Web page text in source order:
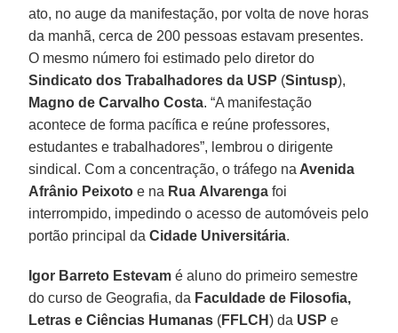
ato, no auge da manifestação, por volta de nove horas
da manhã, cerca de 200 pessoas estavam presentes.
O mesmo número foi estimado pelo diretor do
Sindicato dos Trabalhadores da USP (Sintusp),
Magno de Carvalho Costa. “A manifestação
acontece de forma pacífica e reúne professores,
estudantes e trabalhadores”, lembrou o dirigente
sindical. Com a concentração, o tráfego na Avenida
Afrânio Peixoto e na Rua Alvarenga foi
interrompido, impedindo o acesso de automóveis pelo
portão principal daCidade Universitária.
Igor Barreto Estevam é aluno do primeiro semestre
do curso de Geografia, da Faculdade de Filosofia,
Letras e Ciências Humanas (FFLCH) da USP e